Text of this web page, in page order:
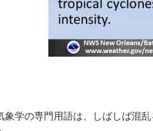
学の専門用語は、しばしば混